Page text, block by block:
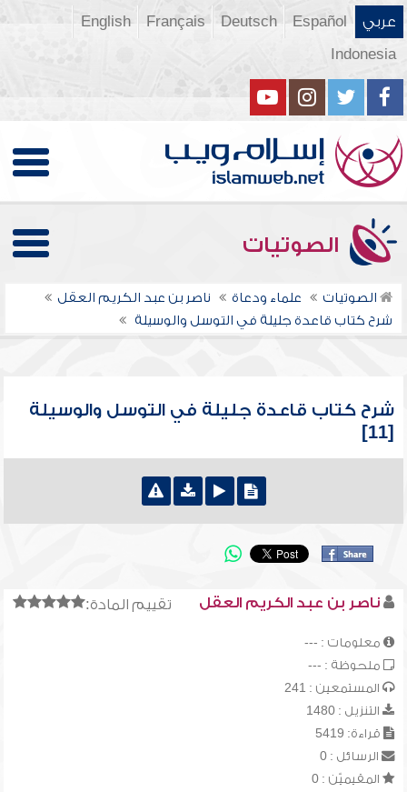
عربي Español
Deutsch
Français
English
Indonesia
الصوتيات
الصوتيات علماء ودعاة
ناصر بن عبد الكريم العقل
شرح كتاب قاعدة جليلة في التوسل والوسيلة
شرح كتاب قاعدة جليلة في التوسل والوسيلة
[11]
تقييم المادة: ناصر بن عبد الكريم العقل
معلومات : ---
ملحوظة : ---
المستمعين : 241
التنزيل : 1480
قراءة: 5419
الرسائل : 0
المقيميّن : 0